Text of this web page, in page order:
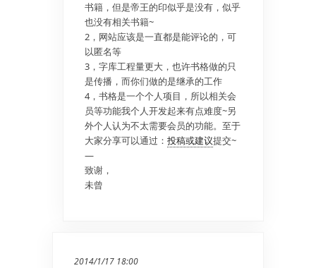
书籍，但是帝王的印似乎是没有，似乎
也没有相关书籍~
2，网站应该是一直都是能评论的，可
以匿名等
3，字库工程量更大，也许书格做的只
是传播，而你们做的是继承的工作
4，书格是一个个人项目，所以相关会
员等功能我个人开发起来有点难度~另
外个人认为不太需要会员的功能。至于
大家分享可以通过： 投稿或建议提交~
—
致谢，
未曾
2014/1/17 18:00